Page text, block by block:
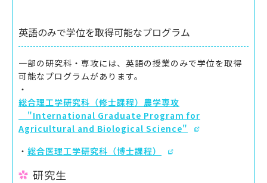
英語のみで学位を取得可能なプログラム
一部の研究科・専攻には、英語の授業のみで学位を取得
可能なプログラムがあります。
・
総合理工学研究科（修士課程）農学専攻
"International Graduate Program for
Agricultural and Biological Science"
・ 総合医理工学研究科（博士課程）
研究生